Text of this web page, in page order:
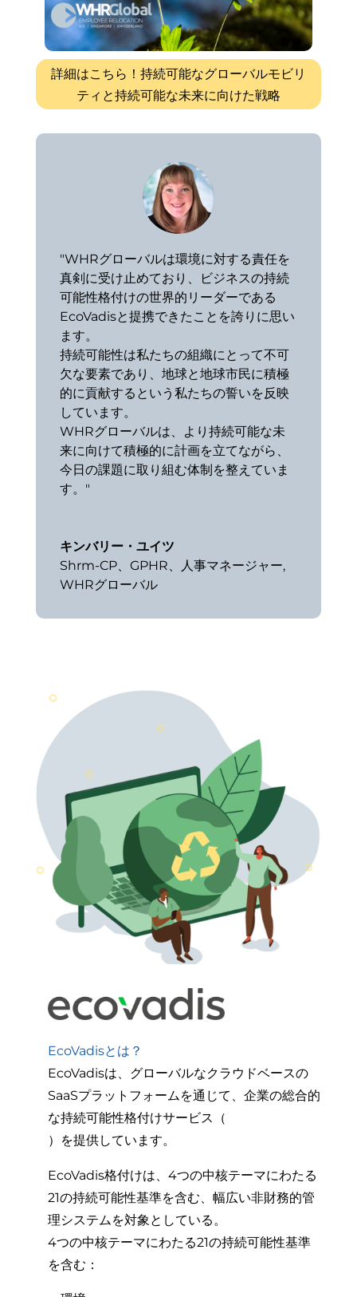
詳細はこちら！持続可能なグローバルモビリ
ティと持続可能な未来に向けた戦略
"WHRグローバルは環境に対する責任を
真剣に受け止めており、ビジネスの持続
可能性格付けの世界的リーダーである
EcoVadisと提携できたことを誇りに思い
ます。
持続可能性は私たちの組織にとって不可
欠な要素であり、地球と地球市民に積極
的に貢献するという私たちの誓いを反映
しています。
WHRグローバルは、より持続可能な未
来に向けて積極的に計画を立てながら、
今日の課題に取り組む体制を整えていま
す。"
キンバリー・ユイツ
Shrm-CP、GPHR、人事マネージャー,
WHRグローバル
EcoVadisとは？
EcoVadisは、グローバルなクラウドベースの
SaaSプラットフォームを通じて、企業の総合的
な持続可能性格付けサービス（
）を提供しています。
EcoVadis格付けは、4つの中核テーマにわたる
21の持続可能性基準を含む、幅広い非財務的管
理システムを対象としている。
4つの中核テーマにわたる21の持続可能性基準
を含む：